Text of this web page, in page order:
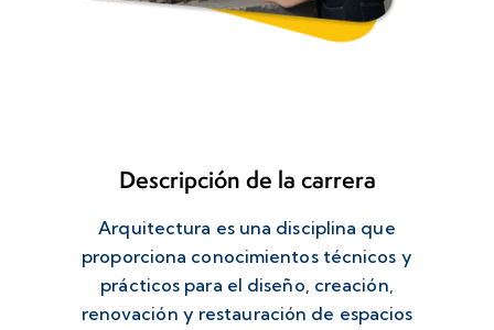
Descripción de la carrera
Arquitectura es una disciplina que
proporciona conocimientos técnicos y
prácticos para el diseño, creación,
renovación y restauración de espacios